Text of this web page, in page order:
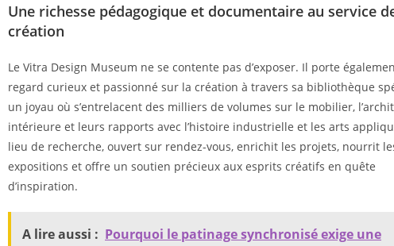
Une richesse pédagogique et documentaire au service
création
Le Vitra Design Museum ne se contente pas d’exposer. Il porte
regard curieux et passionné sur la création à travers sa bibliothèque
un joyau où s’entrelacent des milliers de volumes sur le mobilier,
intérieure et leurs rapports avec l’histoire industrielle et les arts
lieu de recherche, ouvert sur rendez-vous, enrichit les projets, nourrit
expositions et offre un soutien précieux aux esprits créatifs en quête
d’inspiration.
A lire aussi : Pourquoi le patinage synchronisé exige une